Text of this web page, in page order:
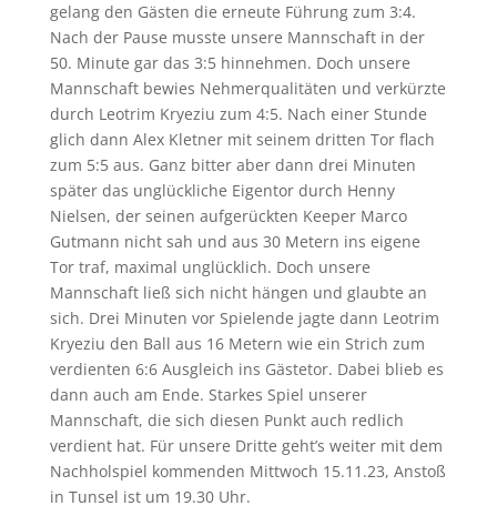
gelang den Gästen die erneute Führung zum 3:4.
Nach der Pause musste unsere Mannschaft in der
50. Minute gar das 3:5 hinnehmen. Doch unsere
Mannschaft bewies Nehmerqualitäten und verkürzte
durch Leotrim Kryeziu zum 4:5. Nach einer Stunde
glich dann Alex Kletner mit seinem dritten Tor flach
zum 5:5 aus. Ganz bitter aber dann drei Minuten
später das unglückliche Eigentor durch Henny
Nielsen, der seinen aufgerückten Keeper Marco
Gutmann nicht sah und aus 30 Metern ins eigene
Tor traf, maximal unglücklich. Doch unsere
Mannschaft ließ sich nicht hängen und glaubte an
sich. Drei Minuten vor Spielende jagte dann Leotrim
Kryeziu den Ball aus 16 Metern wie ein Strich zum
verdienten 6:6 Ausgleich ins Gästetor. Dabei blieb es
dann auch am Ende. Starkes Spiel unserer
Mannschaft, die sich diesen Punkt auch redlich
verdient hat. Für unsere Dritte geht’s weiter mit dem
Nachholspiel kommenden Mittwoch 15.11.23, Anstoß
in Tunsel ist um 19.30 Uhr.